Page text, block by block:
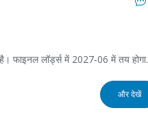
फाइनल लॉर्ड्स में 2027‑06 में तय होगा.
और देखें